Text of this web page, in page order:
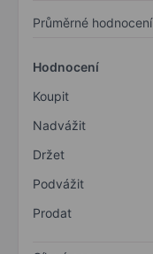
Průměrné hodnocení
Hodnocení
Koupit
Nadvážit
Držet
Podvážit
Prodat